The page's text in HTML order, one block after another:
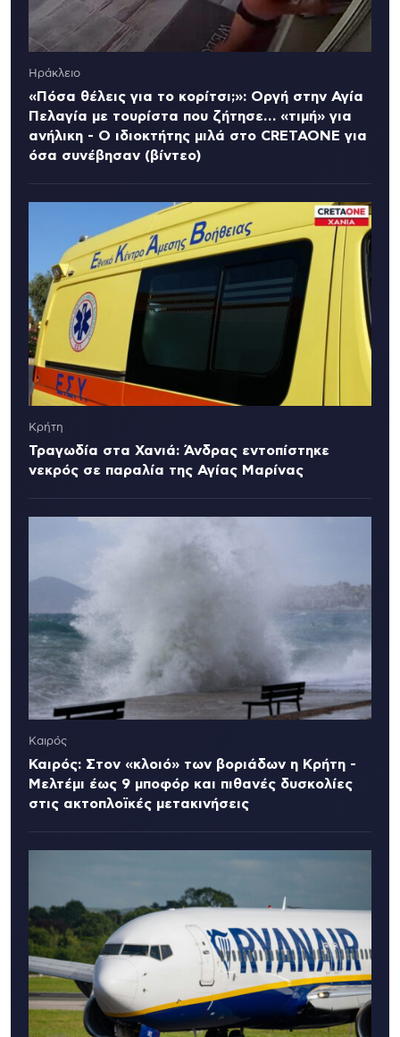
Ηράκλειο
«Πόσα θέλεις για το κορίτσι;»: Οργή στην Αγία
Πελαγία με τουρίστα που ζήτησε… «τιμή» για
ανήλικη - Ο ιδιοκτήτης μιλά στο CRETAONE για
όσα συνέβησαν (βίντεο)
Κρήτη
Τραγωδία στα Χανιά: Άνδρας εντοπίστηκε
νεκρός σε παραλία της Αγίας Μαρίνας
Καιρός
Καιρός: Στον «κλοιό» των βοριάδων η Κρήτη -
Μελτέμι έως 9 μποφόρ και πιθανές δυσκολίες
στις ακτοπλοϊκές μετακινήσεις